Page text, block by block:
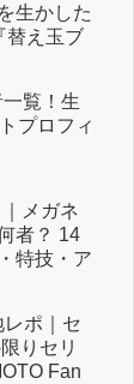
生かした
替え玉ブ
覧！生
プロフィ
メガネ
者？ 14
特技・ア
レポ｜セ
りセリ
Fan